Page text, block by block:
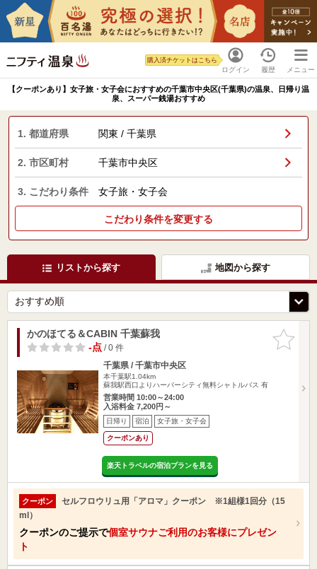
ログイン
購入済チケットはこちら
履歴 メニュー
【クーポンあり】女子旅・女子会におすすめの千葉市中央区(千葉県)の温泉、日帰り温
泉、スーパー銭湯おすすめ
1. 都道府県 関東 / 千葉県
2. 市区町村 千葉市中央区
3. こだわり条件 女子旅・女子会
こだわり条件を変更する
リストから探す 地図から探す
お気に入
りに追加
かのほてる＆CABIN 千葉蘇我
-点/ 0 件
千葉県 / 千葉市中央区
本千葉駅1.04km
蘇我駅西口よりハーバーシティ無料シャトルバス 有
営業時間 10:00～24:00
入浴料金 7,200円～
日帰り 宿泊 女子旅・女子会
クーポンあり
楽天トラベルの宿泊プランを見る
クーポン
セルフロウリュ用「アロマ」クーポン ※1組様1回分（15
ml）
クーポンのご提示で個室サウナご利用のお客様にプレゼン
ト